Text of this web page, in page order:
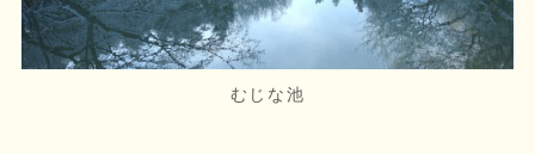
むじな池